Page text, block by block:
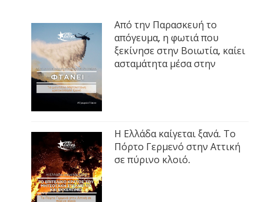
Από την Παρασκευή το
απόγευμα, η φωτιά που
ξεκίνησε στην Βοιωτία, καίει
ασταμάτητα μέσα στην
Η Ελλάδα καίγεται ξανά. Το
Πόρτο Γερμενό στην Αττική
σε πύρινο κλοιό.